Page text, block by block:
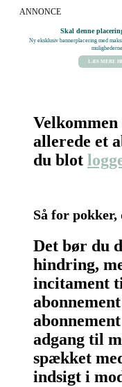
ANNONCE
Skal denne
Ny eksklusiv bannerplacering med
LÆS MERE
allerede et
du blot
Så for
Det bør du
hindring,
incitament
adgang til
spækket
indsigt i